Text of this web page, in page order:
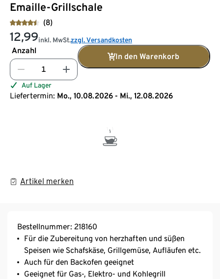
Emaille-Grillschale
(8)
12,99inkl. MwSt.zzgl. Versandkosten
Anzahl
In den Warenkorb
Auf Lager
Liefertermin: Mo., 10.08.2026 - Mi., 12.08.2026
Artikel merken
Bestellnummer: 218160
Für die Zubereitung von herzhaften und süßen
Speisen wie Schafskäse, Grillgemüse, Aufläufen etc.
Auch für den Backofen geeignet
Geeignet für Gas-, Elektro- und Kohlegrill